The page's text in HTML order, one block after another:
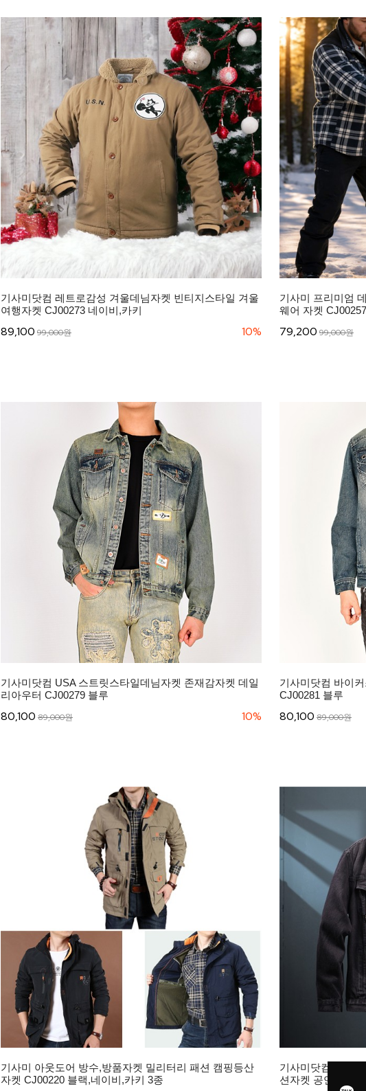
기사미닷컴 레트로감성 겨울데님자켓 빈티지스타일 겨울
여행자켓 CJ00273 네이비,카키
89,100 99,000원 10%
기사미 프리미엄
웨어 자켓
79,200 99,000원
기사미닷컴 USA 스트릿스타일데님자켓 존재감자켓 데일
리아우터 CJ00279 블루
80,100 89,000원 10%
기사미닷컴 바이
CJ00281 블루
80,100 89,000원
기사미 아웃도어 방수,방품자켓 밀리터리 패션 캠핑등산
자켓 CJ00220 블랙,네이비,카키 3종
기사미닷컴 라이
션자켓 공연의상